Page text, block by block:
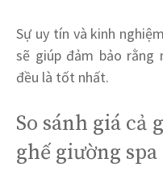
Sự uy tín và kinh
sẽ giúp đảm bảo rằng
đều là tốt nhất.
So sánh giá cả
ghế giường